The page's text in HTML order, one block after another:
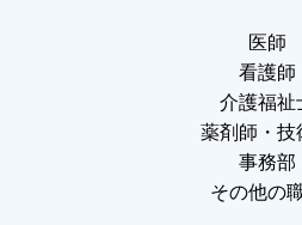
医師
看護師
介護福祉
薬剤師・技
事務部
その他の